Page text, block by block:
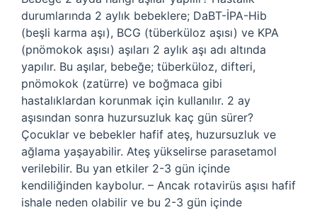
durumlarında 2 aylık bebeklere; DaBT-İPA-Hib
(beşli karma aşı), BCG (tüberküloz aşısı) ve KPA
(pnömokok aşısı) aşıları 2 aylık aşı adı altında
yapılır. Bu aşılar, bebeğe; tüberküloz, difteri,
pnömokok (zatürre) ve boğmaca gibi
hastalıklardan korunmak için kullanılır. 2 ay
aşısından sonra huzursuzluk kaç gün sürer?
Çocuklar ve bebekler hafif ateş, huzursuzluk ve
ağlama yaşayabilir. Ateş yükselirse parasetamol
verilebilir. Bu yan etkiler 2-3 gün içinde
kendiliğinden kaybolur. – Ancak rotavirüs aşısı hafif
ishale neden olabilir ve bu 2-3 gün içinde